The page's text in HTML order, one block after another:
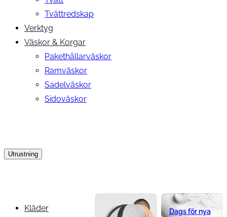
Tvättredskap
Verktyg
Väskor & Korgar
Pakethållarväskor
Ramväskor
Sadelväskor
Sidoväskor
Utrustning
Kläder
Dags för nya